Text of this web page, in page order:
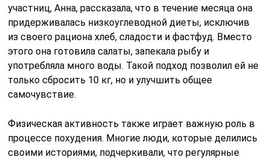
участниц, Анна, рассказала, что в течение месяца она
придерживалась низкоуглеводной диеты, исключив
из своего рациона хлеб, сладости и фастфуд. Вместо
этого она готовила салаты, запекала рыбу и
употребляла много воды. Такой подход позволил ей не
только сбросить 10 кг, но и улучшить общее
самочувствие.
Физическая активность также играет важную роль в
процессе похудения. Многие люди, которые делились
своими историями, подчеркивали, что регулярные